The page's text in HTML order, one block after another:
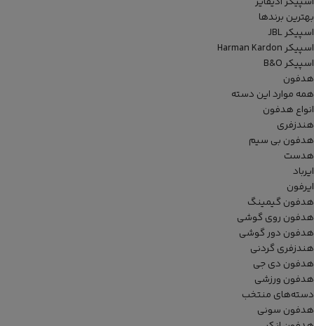
بهترین برندها
اسپیکر JBL
اسپیکر Harman Kardon
اسپیکر B&O
هدفون
همه موارد این دسته
انواع هدفون
هندزفری
هدفون بی سیم
هدست
ایرباد
ایرفون
هدفون گیمینگ
هدفون روی گوشی
هدفون دور گوشی
هندزفری گردنی
هدفون دی جی
هدفون ورزشی
دسته‌های منتخب
هدفون سونی